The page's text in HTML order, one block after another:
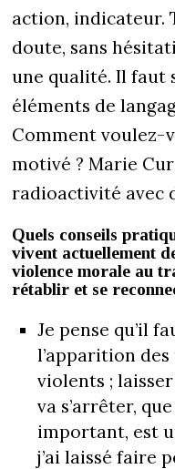
action, indicateur.
doute, sans
une qualité. Il faut
éléments de
Comment voulez-
motivé ? Marie
radioactivité avec
Quels conseils
vivent actuellement
violence morale au
rétablir et se
Je pense qu’il
l’apparition
violents ;
va s’arrêter,
important, est
j’ai laissé faire